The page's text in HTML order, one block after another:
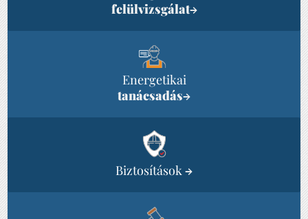
felülvizsgálat→
Energetikai
tanácsadás→
Biztosítások→